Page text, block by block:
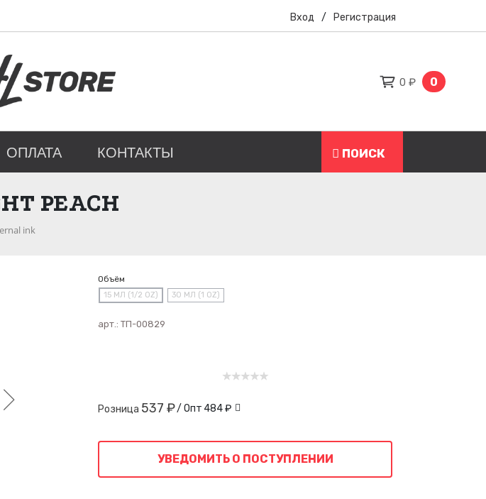
Вход / Регистрация
0 ₽ 0
ОПЛАТА КОНТАКТЫ ПОИСК
PEACH
ink
Объём
15 МЛ (1/2 OZ) 30 МЛ (1 OZ)
арт.: ТП-00829
Розница 537 ₽/ Опт 484 ₽
УВЕДОМИТЬ О ПОСТУПЛЕНИИ